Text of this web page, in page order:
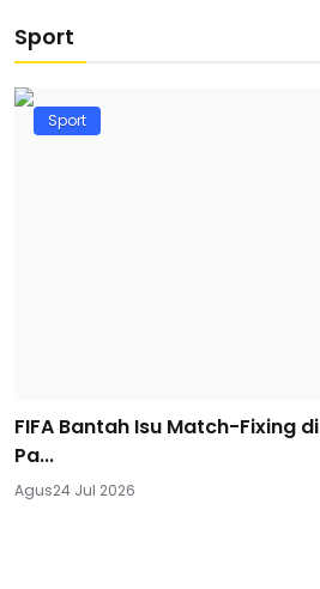
Sport
Sport
FIFA Bantah Isu Match-Fixing
Pa...
Agus24 Jul 2026